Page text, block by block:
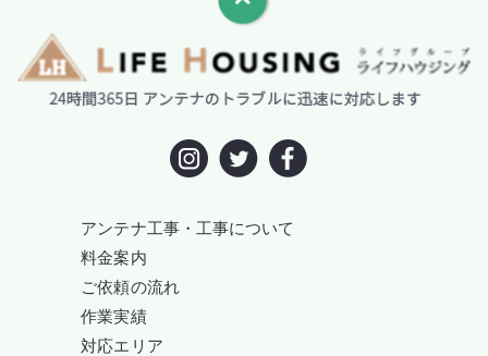
アンテナ工事・工事について
料金案内
ご依頼の流れ
作業実績
対応エリア